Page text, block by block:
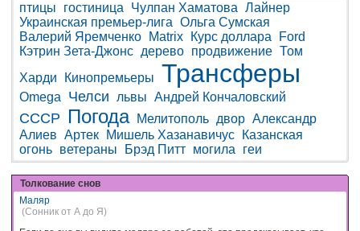
птицы гостиница Чулпан Хаматова Лайнер
Украинская премьер-лига Ольга Сумская
Валерий Яремченко
Matrix Курс доллара
Ford
Кэтрин Зета-Джонс дерево продвижение Том
Харди
Кинопремьеры Трансферы
Omega Челси львы Андрей Кончаловский
СССР Погода Мелитополь двор Александр
Алиев Артек Мишель Хазанавичус
Казанская
огонь ветераны Брэд Питт могила геи
Толкование снов
Маляр
(Сонник от А до Я)